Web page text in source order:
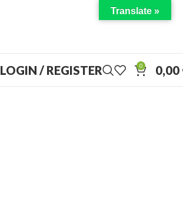
LOGIN / REGISTER 0 0,00
Translate »